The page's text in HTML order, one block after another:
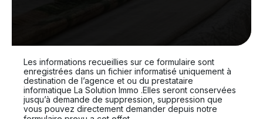
Les informations recueillies sur ce formulaire sont
enregistrées dans un fichier informatisé uniquement à
destination de l’agence et ou du prestataire
informatique La Solution Immo .Elles seront conservées
jusqu’à demande de suppression, suppression que
vous pouvez directement demander depuis notre